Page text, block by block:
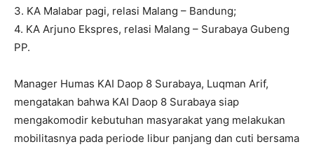
3. KA Malabar pagi, relasi Malang – Bandung;
4. KA Arjuno Ekspres, relasi Malang – Surabaya Gubeng
PP.
Manager Humas KAI Daop 8 Surabaya, Luqman Arif,
mengatakan bahwa KAI Daop 8 Surabaya siap
mengakomodir kebutuhan masyarakat yang melakukan
mobilitasnya pada periode libur panjang dan cuti bersama